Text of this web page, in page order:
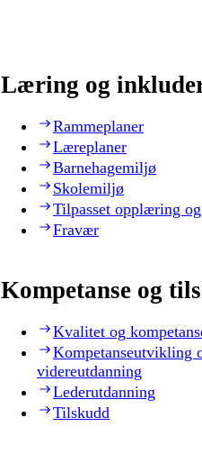
Læring og
Rammeplaner
Læreplaner
Barnehagemiljø
Skolemiljø
Tilpasset opplæring
Fravær
Kompetanse og
Kvalitet og
Kompetanseutvikling
videreutdanning
Lederutdanning
Tilskudd